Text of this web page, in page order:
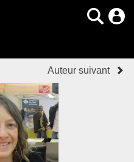
Auteur suivant